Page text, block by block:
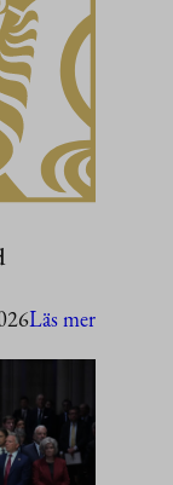
Läs mer:
besöker